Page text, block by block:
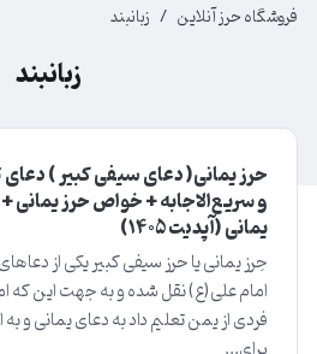
فروشگاه حرز آنلاین / زبانبند
زبانبند
حرز یمانی( دعای سیفی کبیر ) دعای
و سریع‌الاجابه + خواص حرز یمانی
یمانی (آپدیت ۱۴۰5)
حِرز یمانی یا حرز سیفی کبیر یکی از
امام علی(ع) نقل شده و به جهت این که
فردی از یمن تعلیم داد به دعای یمانی و